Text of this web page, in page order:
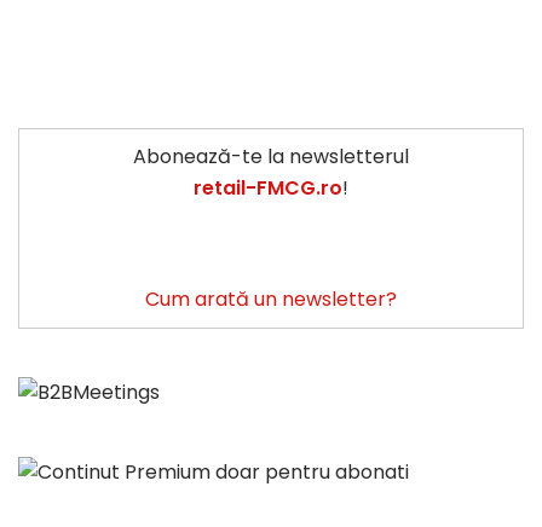
Abonează-te la newsletterul
retail-FMCG.ro!
Cum arată un newsletter?